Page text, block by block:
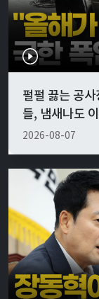
펄펄 끓는 공
들, 냄새나도
2026-08-07